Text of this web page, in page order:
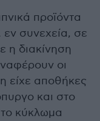
προϊόντα
συνεχεία, σε
η διακίνηση
οι
είχε αποθήκες
και στο
κύκλωμα